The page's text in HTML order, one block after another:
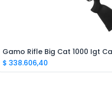
Add to Cart
Gamo Rifle Big Cat 1000 Igt
$ 338.606,40